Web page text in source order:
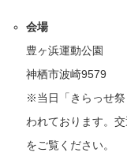
会場
豊ヶ浜運動公園
神栖市波崎9579
※当日「きらっせ
われております。
をご覧ください。